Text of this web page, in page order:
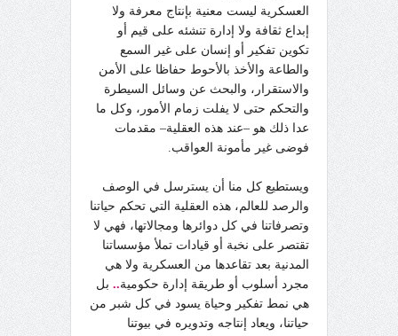
العسكرية ليست معنية بإنتاج معرفة ولا
إبداع ثقافة ولا إدارة تنشئه على قيم أو
تكوين تفكير أو إنسان على غير السمع
والطاعة والأخذ بالأحوط حفاظا على الأمن
والاستقرار، والبحث عن وسائل السيطرة
والتحكم حتى لا يفلت زمام الأمور، وكل ما
عدا ذلك هو –عند هذه العقلية– مقدمات
فوضى غير مأمونة العواقب.
ويستطيع كل منا أن يسترسل في الوصف
والرصد للعالم، هذه العقلية التي تحكم حياتنا
وتصرفاتنا في كل دوائرها ومجالاتها، فهي لا
تقتصر على نخبة أو قيادات تملأ مؤسساتنا
المدنية بعد تقاعدها من العسكرية ولا هي
مجرد أسلوب أو طريقة إدارة حكومية.. بل
هي نمط تفكير وحياة يسود في كل شبر من
حياتنا، ويعاد إنتاجه وتدويره في بيوتنا